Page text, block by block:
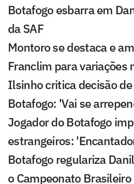
Botafogo esbarra em
da SAF
Montoro se destaca e
Franclim para variações
Ilsinho critica decisão
Botafogo: 'Vai se
Jogador do Botafogo
estrangeiros:
Botafogo regulariza
o Campeonato Brasileiro